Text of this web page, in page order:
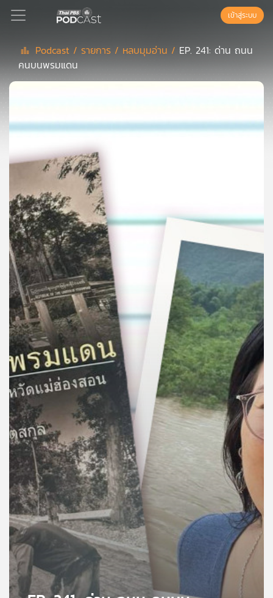
Podcast
ย์
สต์
แนะนำ
เพล
ย์
ลิ
สต์
ของ
คุณ
เพลง
บทความ
ข่าว
และ
กิจกรรม
เกี่ยว
กับ
เรา
เครือ
ข่าย
วิทยุ
เข้าสู่ระบบ
Podcast / รายการ / หลบมุมอ่าน / EP. 241: ด่าน ถนน
คนบนพรมแดน